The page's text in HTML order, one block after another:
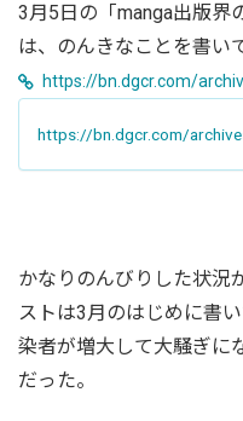
3月5日の「manga出版界
は、のんきなことを書い
https://bn.dgcr.com/
https://bn.dgcr.com/
かなりのんびりした状況
ストは3月のはじめに書
染者が増大して大騒ぎに
だった。